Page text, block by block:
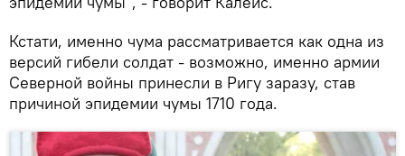
Кстати, именно чума рассматривается как одна из
версий гибели солдат - возможно, именно армии
Северной войны принесли в Ригу заразу, став
причиной эпидемии чумы 1710 года.